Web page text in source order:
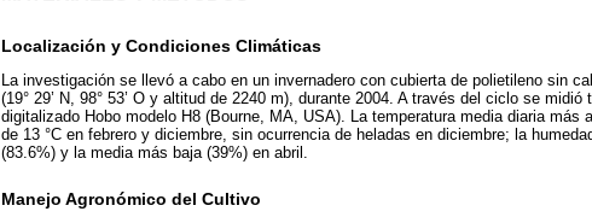
Localización y Condiciones Climáticas
La investigación se llevó a cabo en un invernadero con cubierta de polietileno sin
(19° 29’ N, 98° 53’ O y altitud de 2240 m), durante 2004. A través del ciclo se
digitalizado Hobo modelo H8 (Bourne, MA, USA). La temperatura media diaria más
de 13 °C en febrero y diciembre, sin ocurrencia de heladas en diciembre; la
(83.6%) y la media más baja (39%) en abril.
Manejo Agronómico del Cultivo